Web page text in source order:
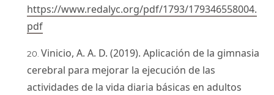
https://www.redalyc.org/pdf/1793/179346558004.
pdf
Vinicio, A. A. D. (2019). Aplicación de la gimnasia
cerebral para mejorar la ejecución de las
actividades de la vida diaria básicas en adultos